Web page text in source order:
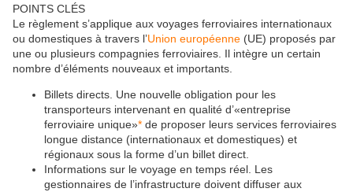
POINTS CLÉS
Le règlement s’applique aux voyages ferroviaires internationaux
ou domestiques à travers l’Union européenne (UE) proposés par
une ou plusieurs compagnies ferroviaires. Il intègre un certain
nombre d’éléments nouveaux et importants.
Billets directs. Une nouvelle obligation pour les
transporteurs intervenant en qualité d’«entreprise
ferroviaire unique»* de proposer leurs services ferroviaires
longue distance (internationaux et domestiques) et
régionaux sous la forme d’un billet direct.
Informations sur le voyage en temps réel. Les
gestionnaires de l’infrastructure doivent diffuser aux